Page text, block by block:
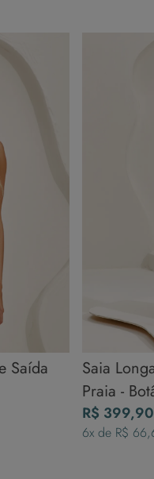
Saída
Saia
Praia -
R$ 399,90
6x de R$ 66,